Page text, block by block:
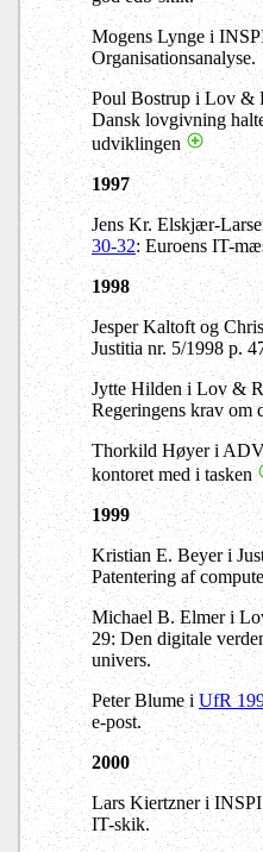
Mogens Lynge i
Organisationsanalyse.
Poul Bostrup i Lov &
Dansk lovgivning
udviklingen
1997
Jens Kr. Elskjær-
30-32: Euroens IT-
1998
Jesper Kaltoft og
Justitia nr. 5/1998 p.
Jytte Hilden i Lov &
Regeringens krav om
Thorkild Høyer i
kontoret med i tasken
1999
Kristian E. Beyer i
Patentering af
Michael B. Elmer i
29: Den digitale
univers.
Peter Blume i UfR
e-post.
2000
Lars Kiertzner i
IT-skik.